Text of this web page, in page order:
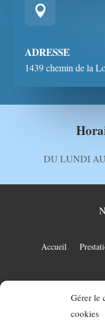
Gérer le
cookies

ADRESSE
1439 chemin de la
DU LUNDI
Accueil